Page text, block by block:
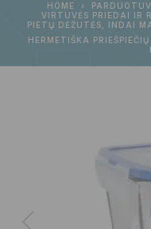
HOME
VIRTUVĖS PRIEDAI IR
PIETŲ DĖŽUTĖS, INDAI
HERMETIŠKA